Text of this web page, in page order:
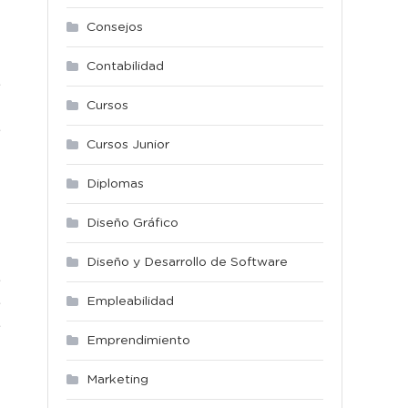
Consejos
Contabilidad
Cursos
Cursos Junior
Diplomas
Diseño Gráfico
Diseño y Desarrollo de Software
Empleabilidad
Emprendimiento
Marketing